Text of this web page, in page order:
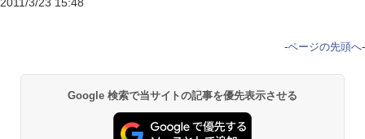
-ページの先頭へ-
Google 検索で当サイトの記事を優先表示させる